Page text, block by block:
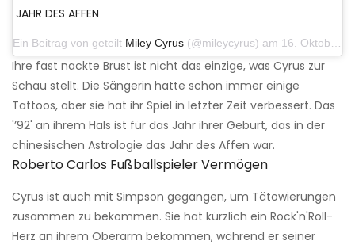
JAHR DES AFFEN
Ein Beitrag von geteilt Miley Cyrus (@mileycyrus) am 16. Oktober 2019 um 19:04 Uhr PDT
Ihre fast nackte Brust ist nicht das einzige, was Cyrus zur
Schau stellt. Die Sängerin hatte schon immer einige
Tattoos, aber sie hat ihr Spiel in letzter Zeit verbessert. Das
'’92' an ihrem Hals ist für das Jahr ihrer Geburt, das in der
chinesischen Astrologie das Jahr des Affen war.
Roberto Carlos Fußballspieler Vermögen
Cyrus ist auch mit Simpson gegangen, um Tätowierungen
zusammen zu bekommen. Sie hat kürzlich ein Rock'n'Roll-
Herz an ihrem Oberarm bekommen, während er seiner